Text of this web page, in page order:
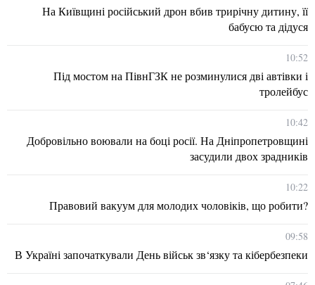
На Київщині російський дрон вбив трирічну дитину, її
бабусю та дідуся
10:52
Під мостом на ПівнГЗК не розминулися дві автівки і
тролейбус
10:42
Добровільно воювали на боці росії. На Дніпропетровщині
засудили двох зрадників
10:22
Правовий вакуум для молодих чоловіків, що робити?
09:58
В Україні започаткували День військ зв‘язку та кібербезпеки